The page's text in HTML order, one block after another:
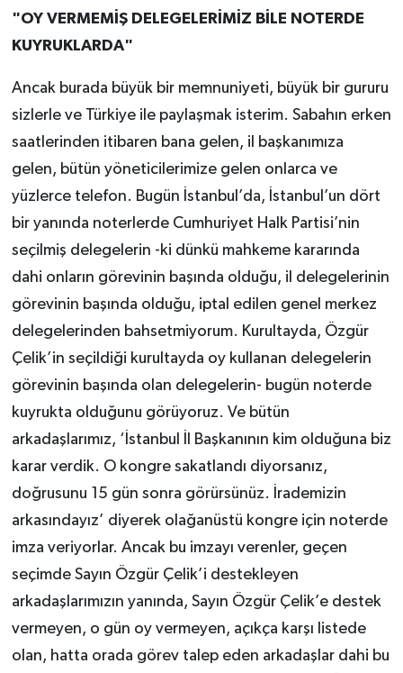
"OY VERMEMİŞ DELEGELERİMİZ BİLE NOTERDE
KUYRUKLARDA"
Ancak burada büyük bir memnuniyeti, büyük bir gururu
sizlerle ve Türkiye ile paylaşmak isterim. Sabahın erken
saatlerinden itibaren bana gelen, il başkanımıza
gelen, bütün yöneticilerimize gelen onlarca ve
yüzlerce telefon. Bugün İstanbul’da, İstanbul’un dört
bir yanında noterlerde Cumhuriyet Halk Partisi’nin
seçilmiş delegelerin -ki dünkü mahkeme kararında
dahi onların görevinin başında olduğu, il delegelerinin
görevinin başında olduğu, iptal edilen genel merkez
delegelerinden bahsetmiyorum. Kurultayda, Özgür
Çelik’in seçildiği kurultayda oy kullanan delegelerin
görevinin başında olan delegelerin- bugün noterde
kuyrukta olduğunu görüyoruz. Ve bütün
arkadaşlarımız, ‘İstanbul İl Başkanının kim olduğuna biz
karar verdik. O kongre sakatlandı diyorsanız,
doğrusunu 15 gün sonra görürsünüz. İrademizin
arkasındayız’ diyerek olağanüstü kongre için noterde
imza veriyorlar. Ancak bu imzayı verenler, geçen
seçimde Sayın Özgür Çelik’i destekleyen
arkadaşlarımızın yanında, Sayın Özgür Çelik’e destek
vermeyen, o gün oy vermeyen, açıkça karşı listede
olan, hatta orada görev talep eden arkadaşlar dahi bu